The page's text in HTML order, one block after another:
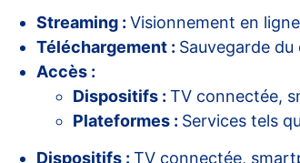
Streaming : Visionnement en
Téléchargement : Sauvegarde
Accès :
Dispositifs : TV connectée,
Plateformes : Services tels
Dispositifs : TV connectée,